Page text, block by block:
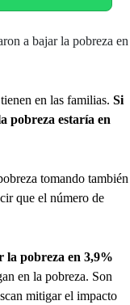
a bajar la pobreza en
en las familias. Si
pobreza estaría en
tomando también
que el número de
la pobreza en 3,9%
en la pobreza. Son
mitigar el impacto